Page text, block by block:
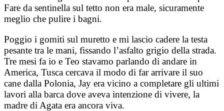
Fare da sentinella sul tetto non era male, sicuramente
meglio che pulire i bagni.
Poggio i gomiti sul muretto e mi lascio cadere la testa
pesante tra le mani, fissando l’asfalto grigio della strada.
Tre mesi fa io e Teo stavamo parlando di andare in
America, Tusca cercava il modo di far arrivare il suo
cane dalla Polonia, Jay era vicino a completare gli ultimi
lavori alla barca dove aveva intenzione di vivere, la
madre di Agata era ancora viva.